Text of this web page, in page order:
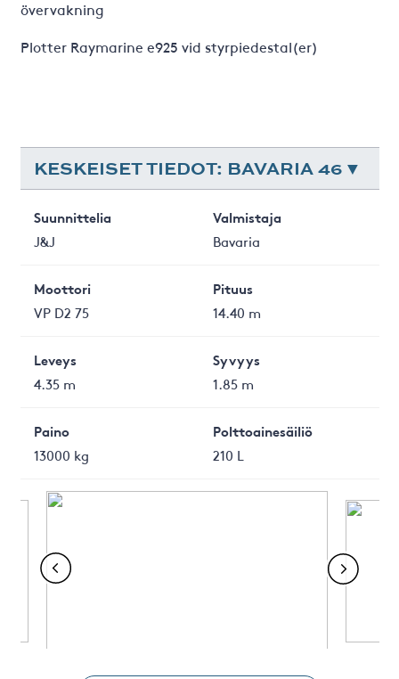
övervakning
Plotter Raymarine e925 vid styrpiedestal(er)
KESKEISET TIEDOT: BAVARIA 46
Suunnittelia
J&J
Valmistaja
Bavaria
Moottori
VP D2 75
Pituus
14.40 m
Leveys
4.35 m
Syvyys
1.85 m
Paino
13000 kg
Polttoainesäiliö
210 L